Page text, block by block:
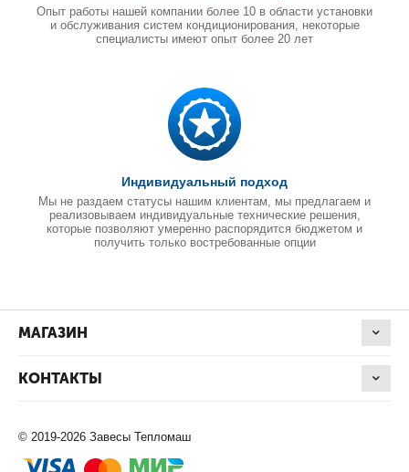
Опыт работы нашей компании более 10 в области установки
и обслуживания систем кондиционирования, некоторые
специалисты имеют опыт более 20 лет
Индивидуальный подход
Мы не раздаем статусы нашим клиентам, мы предлагаем и
реализовываем индивидуальные технические решения,
которые позволяют умеренно распорядится бюджетом и
получить только востребованные опции
МАГАЗИН
КОНТАКТЫ
© 2019-2026 Завесы Тепломаш